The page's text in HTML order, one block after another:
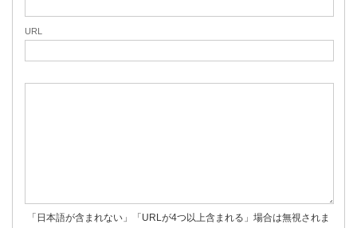
URL
「日本語が含まれない」「URLが4つ以上含まれる」場合は無視されま